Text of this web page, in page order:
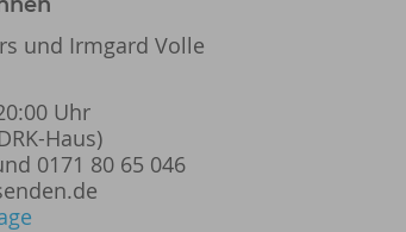
und Irmgard Volle
Uhr
Haus)
0171 80 65 046